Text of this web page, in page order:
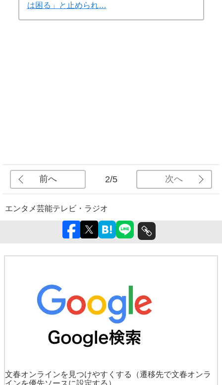
は困る」と止められ…
前へ 2/5 次へ
エンタメ芸能テレビ・ラジオ
文春オンラインを見つけやすくする
（遷移先で文春オンラ
インを優先ソースに設定する）